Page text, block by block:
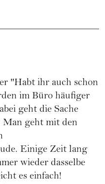
"Habt ihr auch schon
im Büro häufiger
geht die Sache
Man geht mit den
Einige Zeit lang
wieder dasselbe
es einfach!